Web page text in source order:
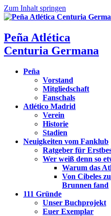
Zum Inhalt springen
Peña Atlética
Centuria Germana
Peña
Vorstand
Mitgliedschaft
Fanschals
Atlético Madrid
Verein
Historie
Stadien
Neuigkeiten vom Fanklub
Ratgeber für
Wer weiß denn so
Warum das
Von Cibeles
Brunnen fand
111 Gründe
Unser Buchprojekt
Euer Exemplar